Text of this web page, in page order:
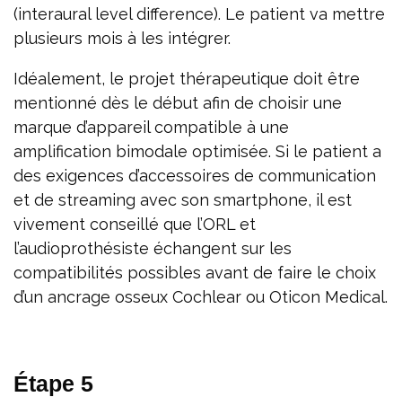
(interaural level difference). Le patient va mettre
plusieurs mois à les intégrer.
Idéalement, le projet thérapeutique doit être
mentionné dès le début afin de choisir une
marque d’appareil compatible à une
amplification bimodale optimisée. Si le patient a
des exigences d’accessoires de communication
et de streaming avec son smartphone, il est
vivement conseillé que l’ORL et
l’audioprothésiste échangent sur les
compatibilités possibles avant de faire le choix
d’un ancrage osseux Cochlear ou Oticon Medical.
Étape 5